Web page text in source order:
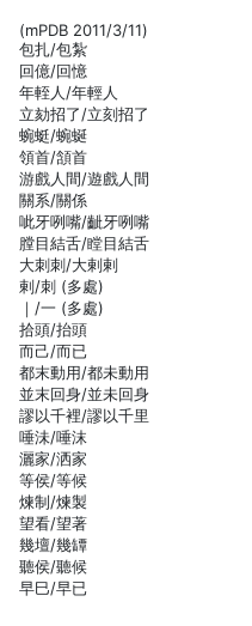
(mPDB 2011/3/11)
包扎/包紮
回億/回憶
年輊人/年輕人
立劾招了/立刻招了
蜿蜓/蜿蜒
領首/頷首
游戲人間/遊戲人間
關系/關係
呲牙咧嘴/齜牙咧嘴
膛目結舌/瞠目結舌
大刺刺/大剌剌
剌/刺 (多處)
｜/一 (多處)
拾頭/抬頭
而己/而已
都末動用/都未動用
並末回身/並未回身
謬以千裡/謬以千里
唾沬/唾沫
灑家/洒家
等侯/等候
煉制/煉製
望看/望著
幾壇/幾罈
聽侯/聽候
早巳/早已